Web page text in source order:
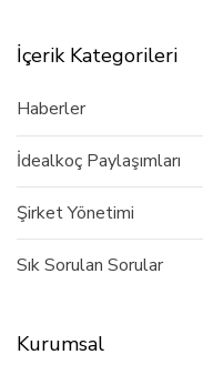
İçerik Kategorileri
Haberler
İdealkoç Paylaşımları
Şirket Yönetimi
Sık Sorulan Sorular
Kurumsal